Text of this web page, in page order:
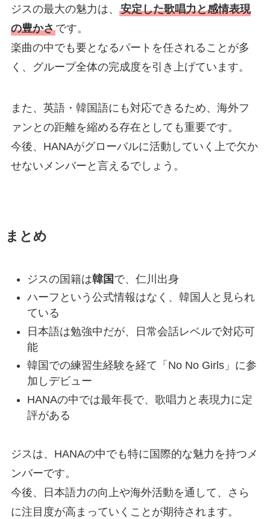
ジスの最大の魅力は、 安定した歌唱力と感情表現
の豊かさです。
楽曲の中でも要となるパートを任されることが多
く、グループ全体の完成度を引き上げています。
また、英語・韓国語にも対応できるため、海外フ
ァンとの距離を縮める存在としても重要です。
今後、HANAがグローバルに活動していく上で欠か
せないメンバーと言えるでしょう。
まとめ
ジスの国籍は韓国 で、仁川出身
ハーフという公式情報はなく、韓国人と見られ
ている
日本語は勉強中だが、日常会話レベルで対応可
能
韓国での練習生経験を経て「No No Girls」に参
加しデビュー
HANAの中では最年長で、歌唱力と表現力に定
評がある
ジスは、HANAの中でも特に国際的な魅力を持つメ
ンバーです。
今後、日本語力の向上や海外活動を通して、さら
に注目度が高まっていくことが期待されます。